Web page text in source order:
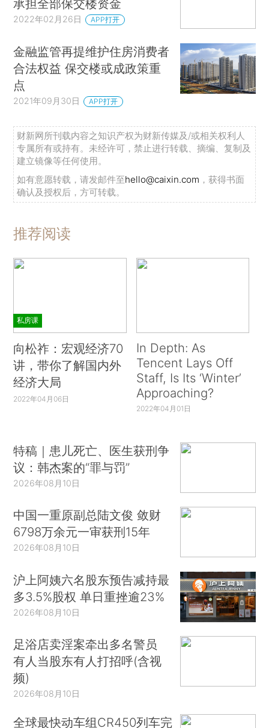
承担全部保交楼资金
2022年02月26日 APP打开
金融监管再提维护住房消费者
合法权益 保交楼或成政策重
点
2021年09月30日 APP打开
财新网所刊载内容之知识产权为财新传媒及/或相关权利人
专属所有或持有。未经许可，禁止进行转载、摘编、复制及
建立镜像等任何使用。
如有意愿转载，请发邮件至hello@caixin.com ，获得书面
确认及授权后，方可转载。
推荐阅读
私房课
向松祚：宏观经济70
讲，带你了解国内外
经济大局
2022年04月06日
In Depth: As
Tencent Lays Off
Staff, Is Its ‘Winter’
Approaching?
2022年04月01日
特稿｜患儿死亡、医生获刑争
议：韩杰案的“罪与罚”
2026年08月10日
中国一重原副总陆文俊 敛财
6798万余元一审获刑15年
2026年08月10日
沪上阿姨六名股东预告减持最
多3.5%股权 单日重挫逾23%
2026年08月10日
足浴店卖淫案牵出多名警员
有人当股东有人打招呼(含视
频)
2026年08月10日
全球最快动车组CR450列车完